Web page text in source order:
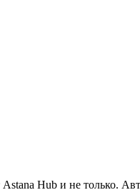
Hub и не только.